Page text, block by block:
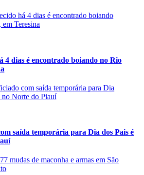
4 dias é encontrado boiando no Rio
saída temporária para Dia dos Pais é